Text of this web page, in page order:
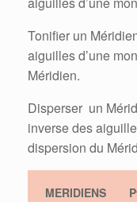
Tonifier un
aiguilles d’une
Méridien.
Disperser un
inverse des
dispersion du
MERIDIENS